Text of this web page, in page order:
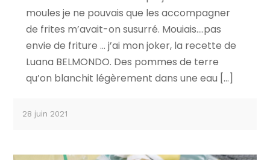
moules je ne pouvais que les accompagner
de frites m’avait-on susurré. Mouiais….pas
envie de friture … j’ai mon joker, la recette de
Luana BELMONDO. Des pommes de terre
qu’on blanchit légèrement dans une eau […]
28 juin 2021